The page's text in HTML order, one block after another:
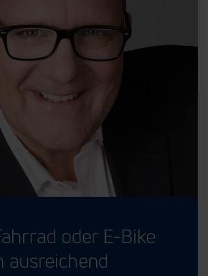
oder E-Bike
ausreichend